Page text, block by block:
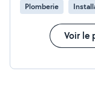
Plomberie
Voir le